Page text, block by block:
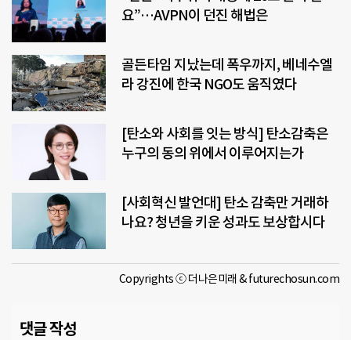
요”…AVPN이 던진 해법은
골든타임 지났는데 폭우까지, 베네수엘
라 강진에 한국 NGO도 움직였다
[탄소와 사회를 잇는 방식] 탄소감축은
누구의 동의 위에서 이루어지는가
[사회혁신 발언대] 탄소 감축만 거래하
나요? 청년을 키운 성과도 보상합시다
Copyrights ⓒ 더나은미래 & futurechosun.com
댓글 작성